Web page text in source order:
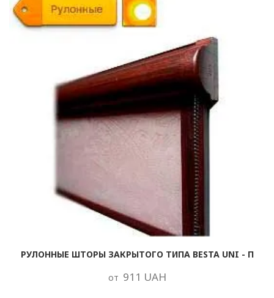
РУЛОННЫЕ ШТОРЫ ЗАКРЫТОГО ТИПА BESTA UNI - П
от 911 UAH